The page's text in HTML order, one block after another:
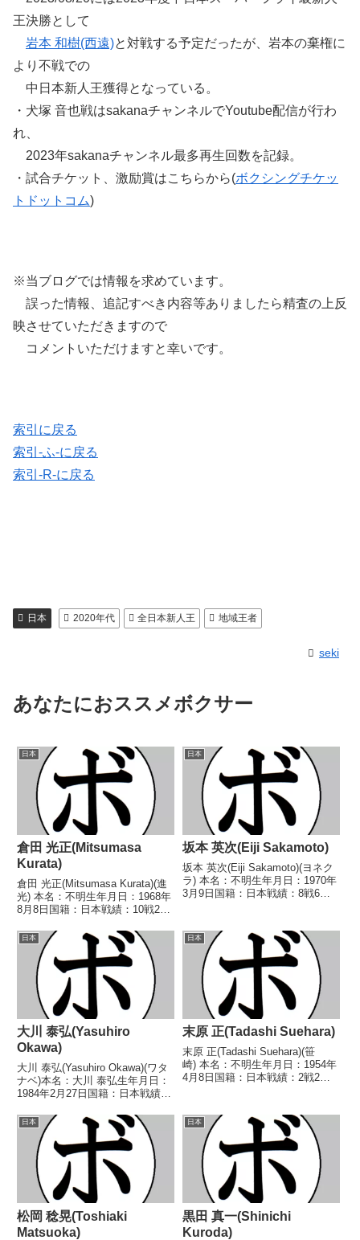
王決勝として
岩本 和樹(西遠)と対戦する予定だったが、岩本の棄権に
より不戦での
中日本新人王獲得となっている。
・犬塚 音也戦はsakanaチャンネルでYoutube配信が行わ
れ、
2023年sakanaチャンネル最多再生回数を記録。
・試合チケット、激励賞はこちらから(ボクシングチケッ
トドットコム)
※当ブログでは情報を求めています。
誤った情報、追記すべき内容等ありましたら精査の上反
映させていただきますので
コメントいただけますと幸いです。
索引に戻る
索引-ふ-に戻る
索引-R-に戻る
日本 2020年代 全日本新人王 地域王者
seki
あなたにおススメボクサー
日本
倉田 光正(Mitsumasa
Kurata)
倉田 光正(Mitsumasa Kurata)(進
光) 本名：不明生年月日：1968年
8月8日国籍：日本戦績：10戦2勝
し 【戦歴】1987/04/12
●2RKO 大川 正文(レンゴ
ー)1987/09...
日本
坂本 英次(Eiji Sakamoto)
坂本 英次(Eiji Sakamoto)(ヨネク
ラ) 本名：不明生年月日：1970年
3月9日国籍：日本戦績：8戦6勝
○3RKO 黒田 智郎(宮崎ワール
ド)1989/05/2...
日本
大川 泰弘(Yasuhiro
Okawa)
大川 泰弘(Yasuhiro Okawa)(ワタ
ナベ)本名：大川 泰弘生年月日：
1984年2月27日国籍：日本戦績：
イトル】なし【戦歴】
2002/11/20 △4R判定 1-1(38-
39、39-38...
日本
末原 正(Tadashi Suehara)
末原 正(Tadashi Suehara)(笹
崎) 本名：不明生年月日：1954年
4月8日国籍：日本戦績：2戦2
栄(埼玉中央)■1975年度VANカッ
プ争奪トーナメン...
日本
松岡 稔晃(Toshiaki
Matsuoka)
日本
黒田 真一(Shinichi
Kuroda)